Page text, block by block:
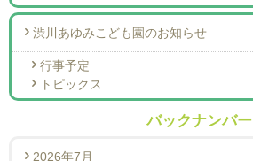
渋川あゆみこども園のお知らせ
行事予定
トピックス
バックナンバー
2026年7月